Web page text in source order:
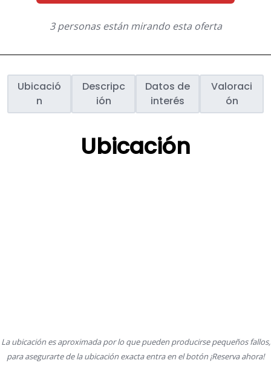
3 personas están mirando esta oferta
Ubicació
n
Descripc
ión
Datos de
interés
Valoraci
ón
Ubicación
La ubicación es aproximada por lo que pueden producirse pequeños fallos,
para asegurarte de la ubicación exacta entra en el botón ¡Reserva ahora!